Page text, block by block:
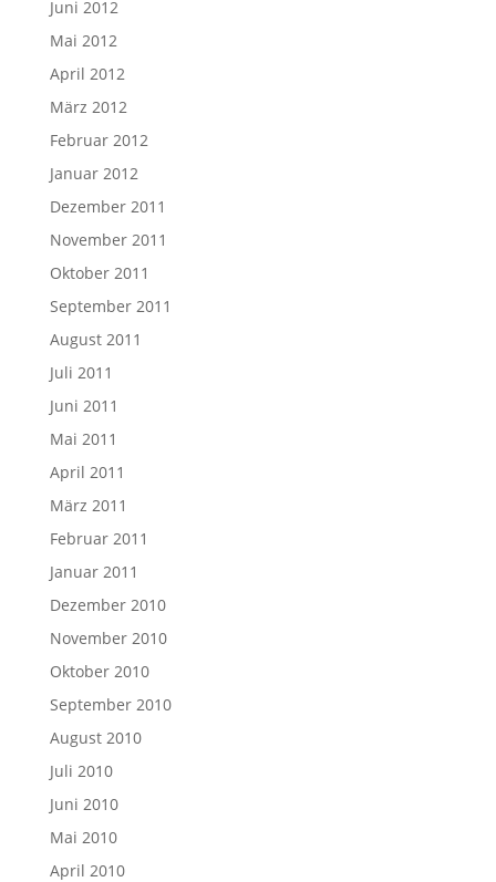
Juni 2012
Mai 2012
April 2012
März 2012
Februar 2012
Januar 2012
Dezember 2011
November 2011
Oktober 2011
September 2011
August 2011
Juli 2011
Juni 2011
Mai 2011
April 2011
März 2011
Februar 2011
Januar 2011
Dezember 2010
November 2010
Oktober 2010
September 2010
August 2010
Juli 2010
Juni 2010
Mai 2010
April 2010